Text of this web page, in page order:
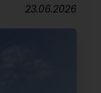
23.06.2026